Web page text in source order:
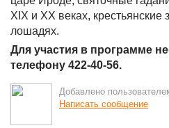
XIX и XX веках, крестьянские
лошадях.
Для участия в программе
телефону 422-40-56.
Добавлено
Написать сообщение